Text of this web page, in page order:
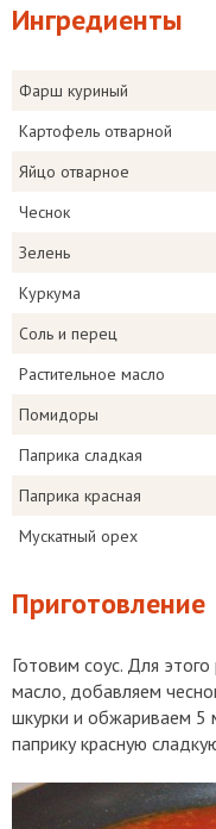
Ингредиенты
Фарш куриный
Картофель отварной
Яйцо отварное
Чеснок
Зелень
Куркума
Соль и перец
Растительное масло
Помидоры
Паприка сладкая
Паприка красная
Мускатный орех
Приготовление
Готовим соус. Для
масло, добавляем
шкурки и обжариваем 5
паприку красную